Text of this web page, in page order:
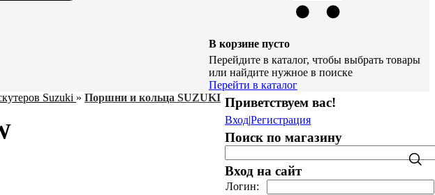
В корзине пусто
Перейдите в каталог, чтобы выбрать товары
или найдите нужное в поиске
Перейти в каталог
Suzuki » Поршни и кольца SUZUKI Приветствуем вас!
Вход|Регистрация
Поиск по магазину
Вход на сайт
Логин: